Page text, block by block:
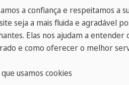
a confiança e respeitamos a
seja a mais fluida e agradável
Elas nos ajudam a
e como oferecer o melhor
usamos cookies